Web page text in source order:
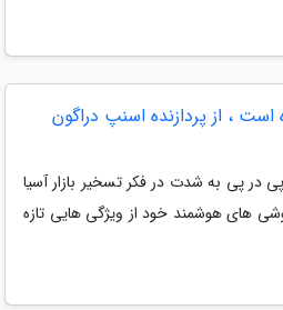
است ، از پردازنده اسنپ دراگون
در پی به شدت در فکر تسخیر بازار آسیا
های هوشمند خود از ویژگی هایی تازه